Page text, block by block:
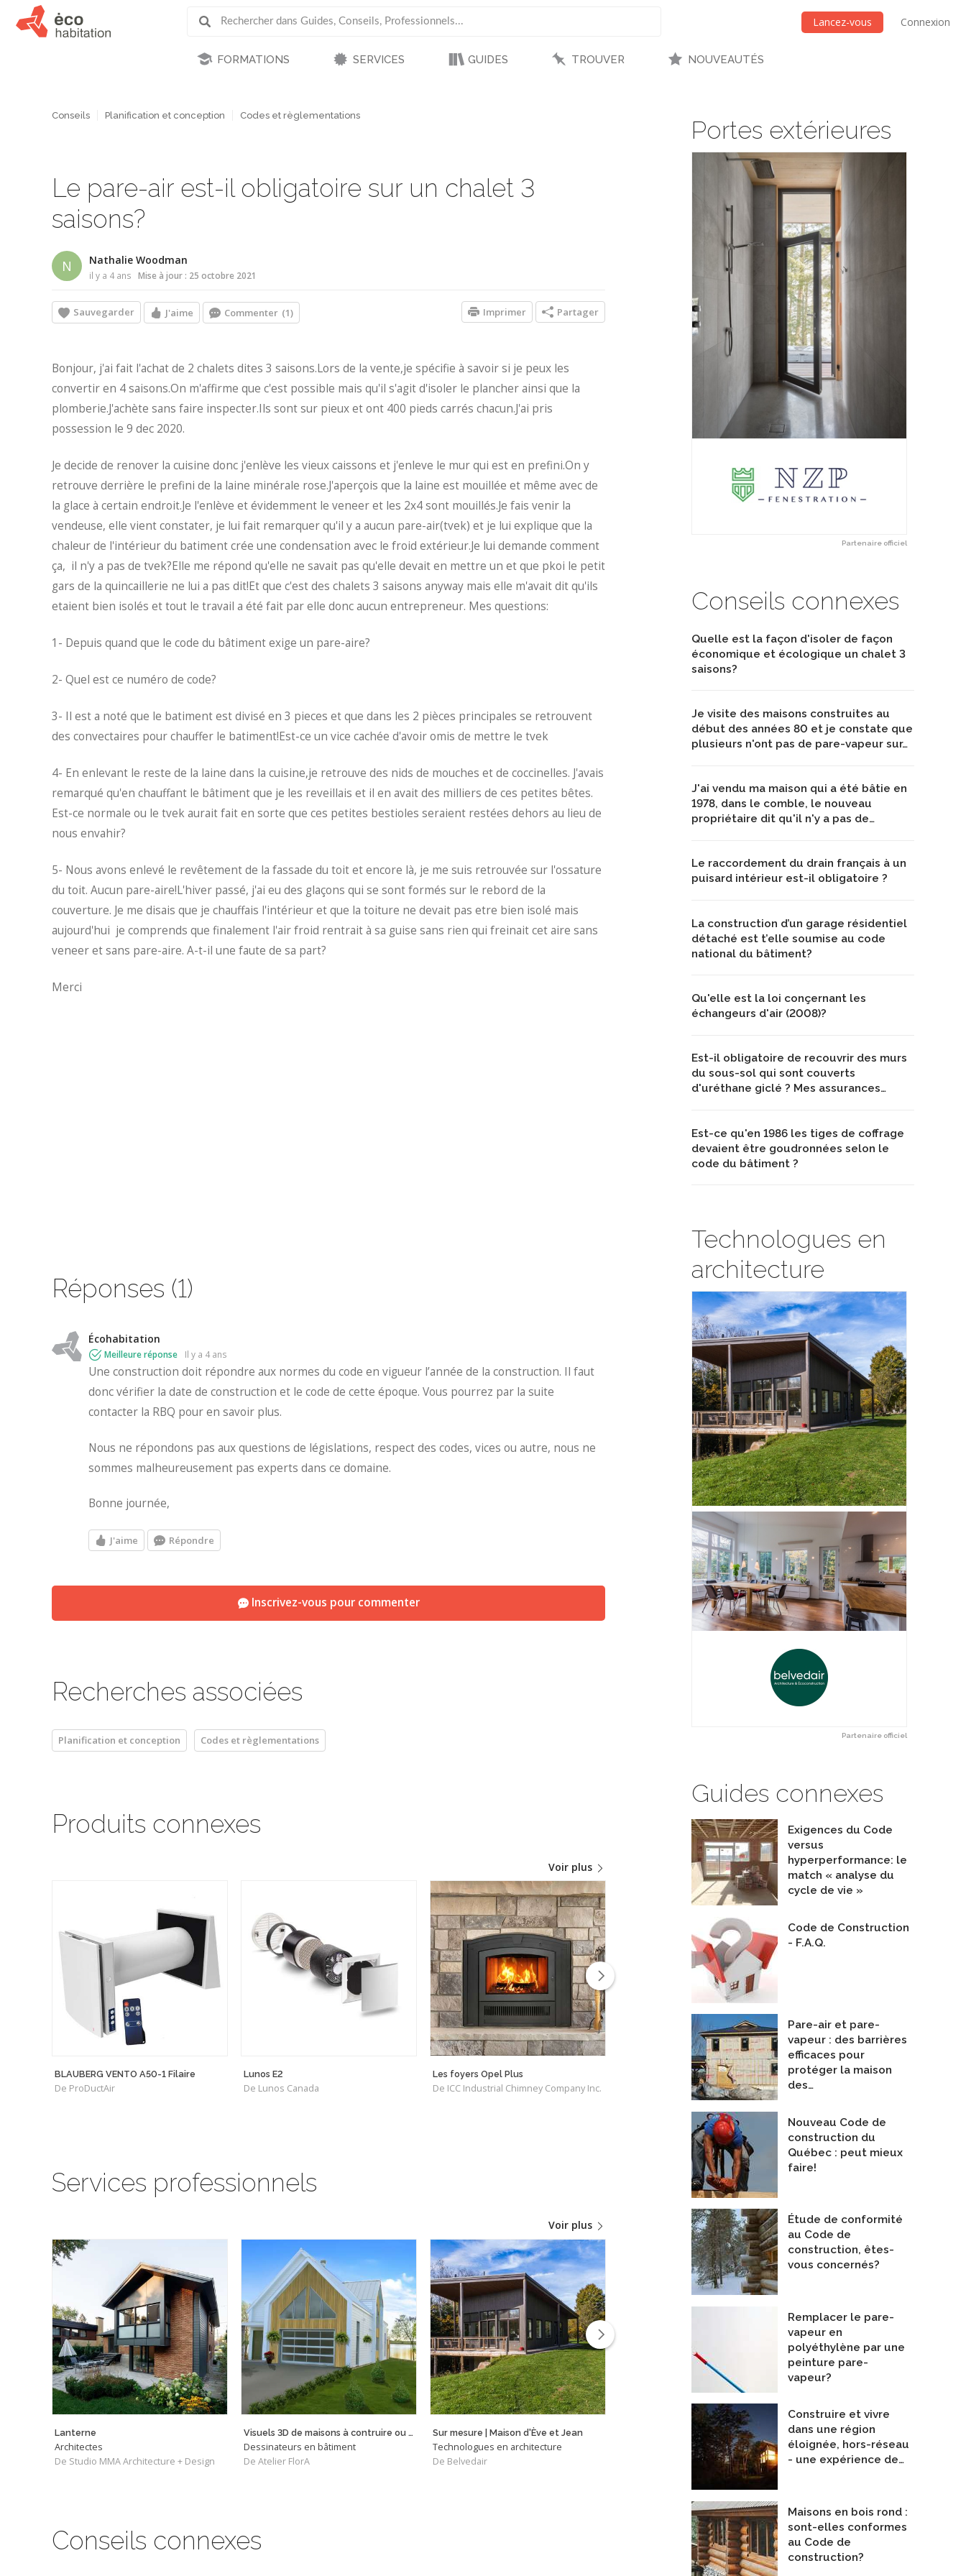
Lancez-vous Connexion
FORMATIONS SERVICES GUIDES TROUVER NOUVEAUTÉS
Portes extérieures
Partenaire officiel
Conseils connexes
Quelle est la façon d'isoler de façon
économique et écologique un chalet 3
saisons?
Je visite des maisons construites au
début des années 80 et je constate que
plusieurs n'ont pas de pare-vapeur sur…
J'ai vendu ma maison qui a été bâtie en
1978, dans le comble, le nouveau
propriétaire dit qu'il n'y a pas de…
Le raccordement du drain français à un
puisard intérieur est-il obligatoire ?
La construction d’un garage résidentiel
détaché est t’elle soumise au code
national du bâtiment?
Qu'elle est la loi conçernant les
échangeurs d'air (2008)?
Est-il obligatoire de recouvrir des murs
du sous-sol qui sont couverts
d'uréthane giclé ? Mes assurances…
Est-ce qu'en 1986 les tiges de coffrage
devaient être goudronnées selon le
code du bâtiment ?
Technologues en
architecture
Partenaire officiel
Guides connexes
Exigences du Code
versus
hyperperformance: le
match « analyse du
cycle de vie »
Code de Construction
- F.A.Q.
Pare-air et pare-
vapeur : des barrières
efficaces pour
protéger la maison
des…
Nouveau Code de
construction du
Québec : peut mieux
faire!
Étude de conformité
au Code de
construction, êtes-
vous concernés?
Remplacer le pare-
vapeur en
polyéthylène par une
peinture pare-
vapeur?
Construire et vivre
dans une région
éloignée, hors-réseau
- une expérience de…
Maisons en bois rond :
sont-elles conformes
au Code de
construction?
Conseils Planification et conception Codes et règlementations
Le pare-air est-il obligatoire sur un chalet 3
saisons?
N Nathalie Woodman
il y a 4 ans Mise à jour : 25 octobre 2021
Sauvegarder J'aime Commenter (1) Partager
Imprimer
Bonjour, j'ai fait l'achat de 2 chalets dites 3 saisons.Lors de la vente,je spécifie à savoir si je peux les
convertir en 4 saisons.On m'affirme que c'est possible mais qu'il s'agit d'isoler le plancher ainsi que la
plomberie.J'achète sans faire inspecter.Ils sont sur pieux et ont 400 pieds carrés chacun.J'ai pris
possession le 9 dec 2020.
Je decide de renover la cuisine donc j'enlève les vieux caissons et j'enleve le mur qui est en prefini.On y
retrouve derrière le prefini de la laine minérale rose.J'aperçois que la laine est mouillée et même avec de
la glace à certain endroit.Je l'enlève et évidemment le veneer et les 2x4 sont mouillés.Je fais venir la
vendeuse, elle vient constater, je lui fait remarquer qu'il y a aucun pare-air(tvek) et je lui explique que la
chaleur de l'intérieur du batiment crée une condensation avec le froid extérieur.Je lui demande comment
ça, il n'y a pas de tvek?Elle me répond qu'elle ne savait pas qu'elle devait en mettre un et que pkoi le petit
gars de la quincaillerie ne lui a pas dit!Et que c'est des chalets 3 saisons anyway mais elle m'avait dit qu'ils
etaient bien isolés et tout le travail a été fait par elle donc aucun entrepreneur. Mes questions:
1- Depuis quand que le code du bâtiment exige un pare-aire?
2- Quel est ce numéro de code?
3- Il est a noté que le batiment est divisé en 3 pieces et que dans les 2 pièces principales se retrouvent
des convectaires pour chauffer le batiment!Est-ce un vice cachée d'avoir omis de mettre le tvek
4- En enlevant le reste de la laine dans la cuisine,je retrouve des nids de mouches et de coccinelles. J'avais
remarqué qu'en chauffant le bâtiment que je les reveillais et il en avait des milliers de ces petites bêtes.
Est-ce normale ou le tvek aurait fait en sorte que ces petites bestioles seraient restées dehors au lieu de
nous envahir?
5- Nous avons enlevé le revêtement de la fassade du toit et encore là, je me suis retrouvée sur l'ossature
du toit. Aucun pare-aire!L'hiver passé, j'ai eu des glaçons qui se sont formés sur le rebord de la
couverture. Je me disais que je chauffais l'intérieur et que la toiture ne devait pas etre bien isolé mais
aujourd'hui je comprends que finalement l'air froid rentrait à sa guise sans rien qui freinait cet aire sans
veneer et sans pare-aire. A-t-il une faute de sa part?
Merci
Réponses (1)
Écohabitation
Meilleure réponse il y a 4 ans
Une construction doit répondre aux normes du code en vigueur l’année de la construction. Il faut
donc vérifier la date de construction et le code de cette époque. Vous pourrez par la suite
contacter la RBQ pour en savoir plus.
Nous ne répondons pas aux questions de législations, respect des codes, vices ou autre, nous ne
sommes malheureusement pas experts dans ce domaine.
Bonne journée,
J'aime Répondre
Inscrivez-vous pour commenter
Recherches associées
Planification et conception Codes et règlementations
Produits connexes
Voir plus
BLAUBERG VENTO A50-1 Filaire
De ProDuctAir
Lunos E2
De Lunos Canada
Les foyers Opel Plus
De ICC Industrial Chimney Company Inc.
Murs d'intimité pour patio ou terrasse Porte PassivCanada
De NZP Fenestration
Services professionnels
Voir plus
Lanterne
Architectes
De Studio MMA Architecture + Design
Visuels 3D de maisons à contruire ou rénover
Dessinateurs en bâtiment
De Atelier FlorA
Sur mesure | Maison d'Ève et Jean
Technologues en architecture
De Belvedair
De Stroph Architecture & Design
CASA SOLAR
Dessinateurs en bâtiment
De ORIGINE Écoconstruction inc.
Conseils connexes